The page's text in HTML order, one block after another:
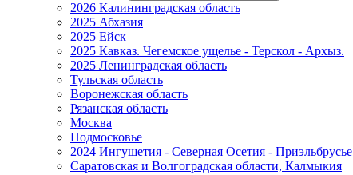
2026 Калининградская область
2025 Абхазия
2025 Ейск
2025 Кавказ. Чегемское ущелье - Терскол - Архыз.
2025 Ленинградская область
Тульская область
Воронежская область
Рязанская область
Москва
Подмосковье
2024 Ингушетия - Северная Осетия - Приэльбрусье
Саратовская и Волгоградская области, Калмыкия